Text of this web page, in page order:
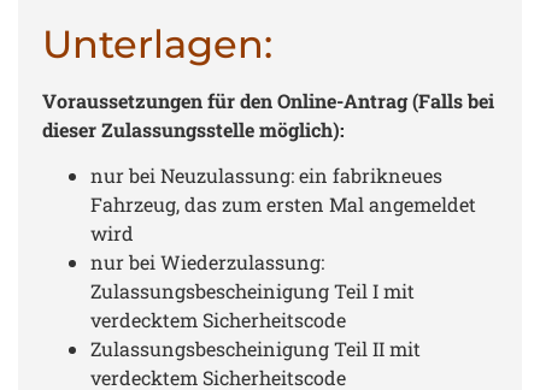
Unterlagen:
Voraussetzungen für den Online-Antrag (Falls bei
dieser Zulassungsstelle möglich):
nur bei Neuzulassung: ein fabrikneues
Fahrzeug, das zum ersten Mal angemeldet
wird
nur bei Wiederzulassung:
Zulassungsbescheinigung Teil I mit
verdecktem Sicherheitscode
Zulassungsbescheinigung Teil II mit
verdecktem Sicherheitscode